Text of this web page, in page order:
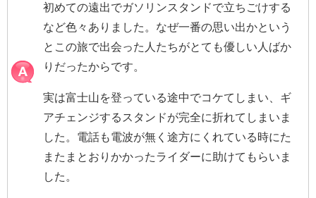
初めての遠出でガソリンスタンドで立ちごけする
など色々ありました。なぜ一番の思い出かという
とこの旅で出会った人たちがとても優しい人ばか
りだったからです。
実は富士山を登っている途中でコケてしまい、ギ
アチェンジするスタンドが完全に折れてしまいま
した。電話も電波が無く途方にくれている時にた
またまとおりかかったライダーに助けてもらいま
した。